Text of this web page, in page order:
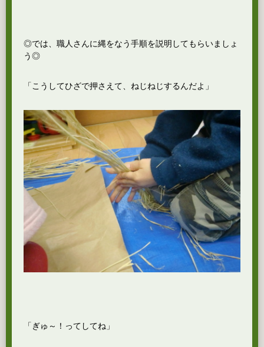
◎では、職人さんに縄をなう手順を説明してもらいましょ
う◎
「こうしてひざで押さえて、ねじねじするんだよ」
「ぎゅ～！ってしてね」